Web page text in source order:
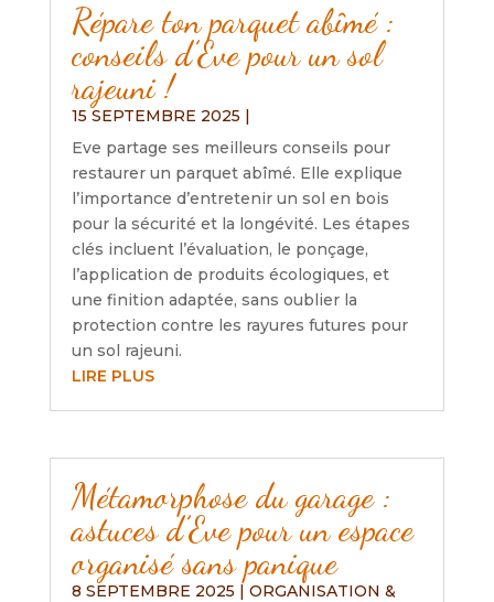
Répare ton parquet abîmé :
conseils d’Eve pour un sol
rajeuni !
15 SEPTEMBRE 2025
Eve partage ses meilleurs conseils pour
restaurer un parquet abîmé. Elle explique
l’importance d’entretenir un sol en bois
pour la sécurité et la longévité. Les étapes
clés incluent l’évaluation, le ponçage,
l’application de produits écologiques, et
une finition adaptée, sans oublier la
protection contre les rayures futures pour
un sol rajeuni.
LIRE PLUS
Métamorphose du garage :
astuces d’Eve pour un espace
organisé sans panique
8 SEPTEMBRE 2025 | ORGANISATION &